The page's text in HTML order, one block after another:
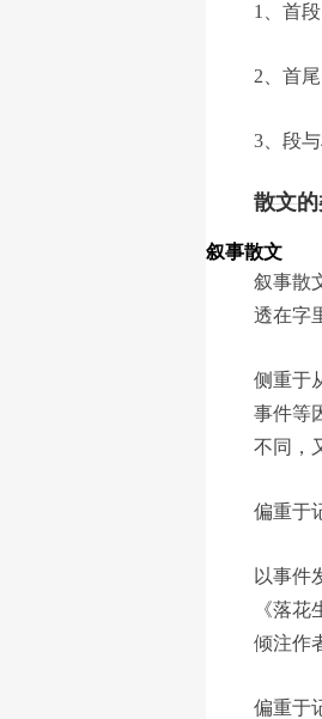
1、首
2、首
3、段
散文
叙事散文
叙事散
透在字
侧重于
事件等
不同，
偏重于
以事件
《落
倾注作
偏重于